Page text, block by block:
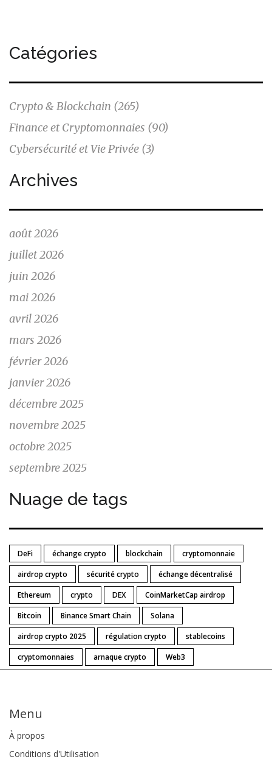
Catégories
Crypto & Blockchain (265)
Finance et Cryptomonnaies (90)
Cybersécurité et Vie Privée (3)
Archives
août 2026
juillet 2026
juin 2026
mai 2026
avril 2026
mars 2026
février 2026
janvier 2026
décembre 2025
novembre 2025
octobre 2025
septembre 2025
Nuage de tags
DeFi échange crypto blockchain
cryptomonnaie
airdrop crypto
sécurité crypto
échange décentralisé
Ethereum
crypto DEX
CoinMarketCap airdrop
Bitcoin
Binance Smart Chain
Solana
airdrop crypto 2025
régulation crypto
stablecoins
cryptomonnaies
arnaque crypto Web3
Menu
À propos
Conditions d'Utilisation